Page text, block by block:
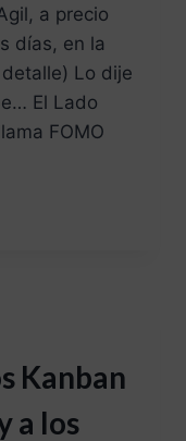
a precio
días, en la
Lo dije
El Lado
FOMO
Kanban
a los